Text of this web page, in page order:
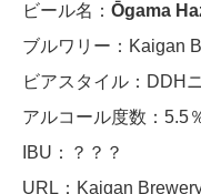
ビール名： Ōgama
ブルワリー：Kaigan
ビアスタイル：DDH
アルコール度数：5.5
IBU：？？？
URL：Kaigan